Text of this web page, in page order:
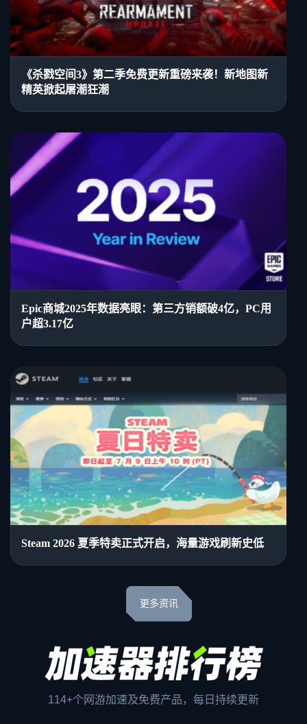
《杀戮空间3》第二季免费更新重磅来袭！新地图新
精英掀起屠潮狂潮
Epic商城2025年数据亮眼：第三方销额破4亿，PC用
户超3.17亿
Steam 2026 夏季特卖正式开启，海量游戏刷新史低
更多资讯
114+个网游加速及免费产品，每日持续更新